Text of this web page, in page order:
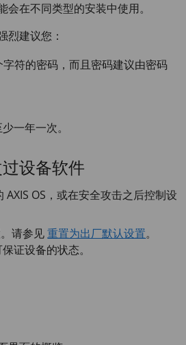
在不同类型的安装中使用。
烈建议您：
符的密码，而且密码建议由密码
一年一次。
设备软件
OS，或在安全攻击之后控制设
请参见重置为出厂默认设置。
证设备的状态。